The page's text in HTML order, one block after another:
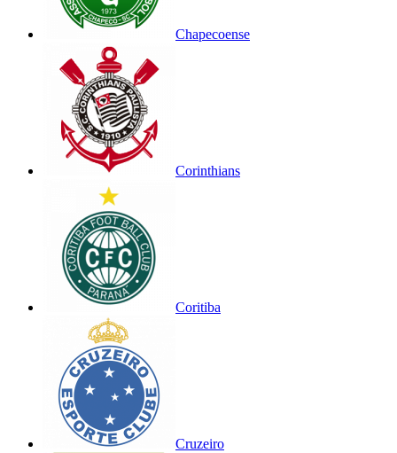
Chapecoense
Corinthians
Coritiba
Cruzeiro